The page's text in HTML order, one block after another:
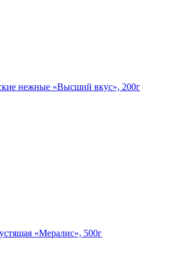
нежные «Высший вкус», 200г
«Мералис», 500г